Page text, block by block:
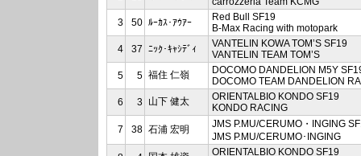
3
50 ﾙｰｶｽ･ｱｳｱｰ
Red Bull SF19
B-Max Racing with motopark
4
37 ﾆｯｸ･ｷｬｼﾃﾞｨ
VANTELIN KOWA TOM’S SF19
VANTELIN TEAM TOM’S
5
5 福住 仁嶺
DOCOMO DANDELION M5Y
DOCOMO TEAM DANDELION
6
3 山下 健太
ORIENTALBIO KONDO SF19
KONDO RACING
7
38 石浦 宏明
JMS P.MU/CERUMO・INGING
JMS P.MU/CERUMO･INGING
ORIENTALBIO KONDO SF19